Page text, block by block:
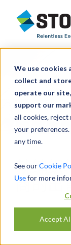
We use cookies
collect and
operate our
support our
all cookies, reject
your preferences.
any time.
See ourCookie
Usefor more
Accept
Stout
就编织
商的出